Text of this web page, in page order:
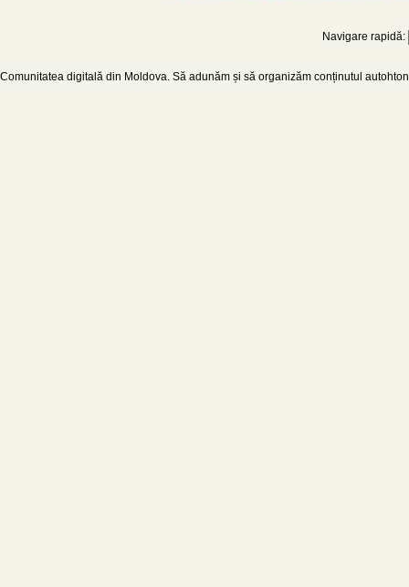
Navigare rapidă:
Comunitatea digitală din Moldova. Să adunăm și să organizăm conținutul